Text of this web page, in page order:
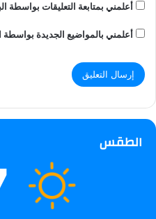
أعلمني بمتابعة التعليقات بواسطة
أعلمني بالمواضيع الجديدة بواسطة
الطقس